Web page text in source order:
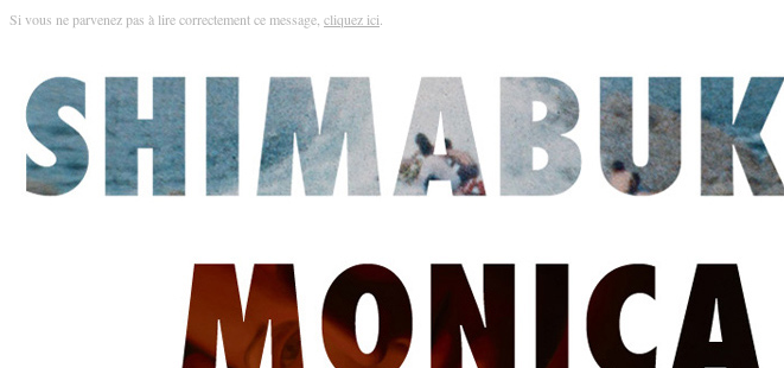
Si vous ne parvenez pas à lire correctement ce message, cliquez ici